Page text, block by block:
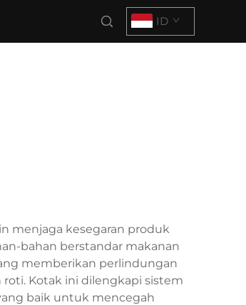
ID
menjaga kesegaran produk
bahan berstandar makanan
memberikan perlindungan
Kotak ini dilengkapi sistem
baik untuk mencegah